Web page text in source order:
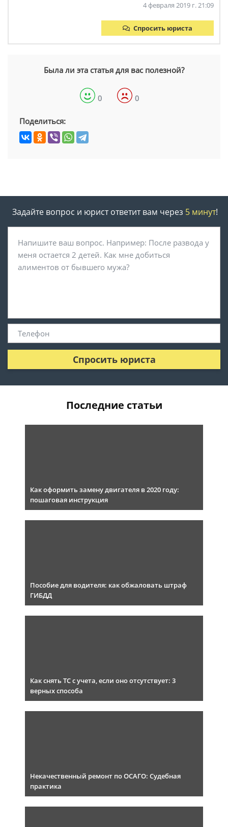
4 февраля 2019 г. 21:09
Спросить юриста
Была ли эта статья для вас полезной?
0 0
Поделиться:
Задайте вопрос и юрист ответит вам через 5 минут!
Спросить юриста
Последние статьи
Как оформить замену двигателя в 2020 году:
пошаговая инструкция
Пособие для водителя: как обжаловать штраф
ГИБДД
Как снять ТС с учета, если оно отсутствует: 3
верных способа
Некачественный ремонт по ОСАГО: Судебная
практика